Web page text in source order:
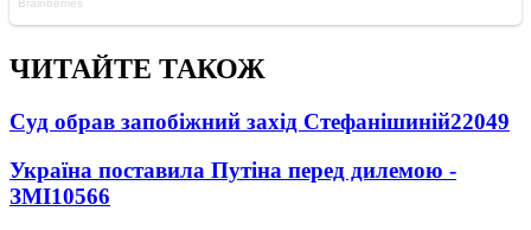
ЧИТАЙТЕ ТАКОЖ
Суд обрав запобіжний захід Стефанішиній22049
Україна поставила Путіна перед дилемою -
ЗМІ10566